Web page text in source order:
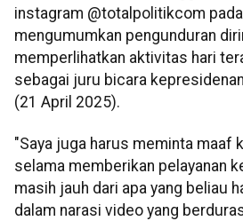
instagram @totalpolitikcom
mengumumkan pengunduran
memperlihatkan aktivitas hari
sebagai juru bicara
(21 April 2025).
"Saya juga harus meminta maaf
selama memberikan pelayanan
masih jauh dari apa yang beliau
dalam narasi video yang